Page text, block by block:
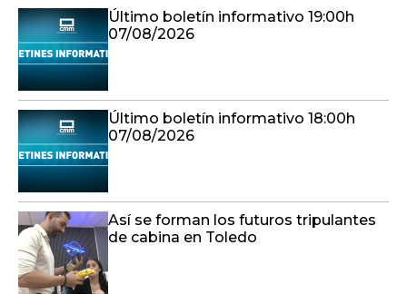
Último boletín informativo 19:00h
07/08/2026
Último boletín informativo 18:00h
07/08/2026
Así se forman los futuros tripulantes
de cabina en Toledo